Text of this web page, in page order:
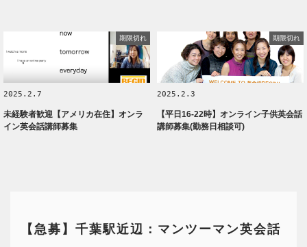
期限切れ
2025.2.7
未経験者歓迎【アメリカ在住】オンラ
イン英会話講師募集
期限切れ
2025.2.3
【平日16-22時】オンライン子供英会話
講師募集(勤務日相談可)
【急募】千葉駅近辺：マンツーマン英会話